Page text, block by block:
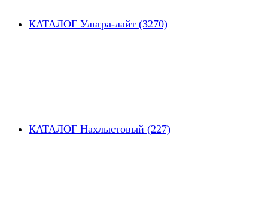
КАТАЛОГ Ультра-лайт (3270)
КАТАЛОГ Нахлыстовый (227)